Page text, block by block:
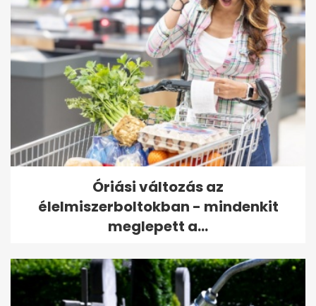
Óriási változás az
élelmiszerboltokban - mindenkit
meglepett a...